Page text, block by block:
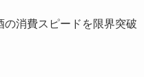
消費スピードを限界突破